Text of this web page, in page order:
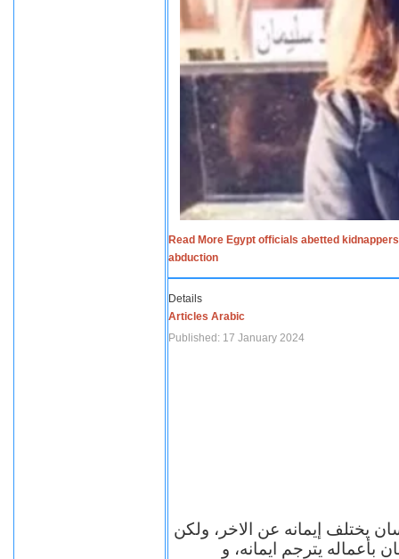
Read More Egypt officials abetted
abduction
Details
Articles Arabic
Published: 17 January 2024
يختلف إيمانه عن الاخر، ولكن
بأعماله يترجم ايمانه، و